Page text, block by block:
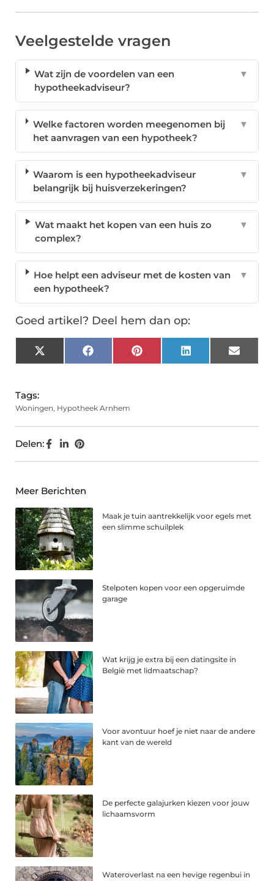
Veelgestelde vragen
Wat zijn de voordelen van een
hypotheekadviseur?
▼
Welke factoren worden meegenomen bij
het aanvragen van een hypotheek?
▼
Waarom is een hypotheekadviseur
belangrijk bij huisverzekeringen?
▼
Wat maakt het kopen van een huis zo
complex?
▼
Hoe helpt een adviseur met de kosten van
een hypotheek?
▼
Goed artikel? Deel hem dan op:
X
(Twitter)
FacebookPinterest LinkedIn Email
Tags:
Woningen, Hypotheek Arnhem
Delen:
Meer Berichten
Maak je tuin aantrekkelijk voor egels met
een slimme schuilplek
Stelpoten kopen voor een opgeruimde
garage
Wat krijg je extra bij een datingsite in
België met lidmaatschap?
Voor avontuur hoef je niet naar de andere
kant van de wereld
De perfecte galajurken kiezen voor jouw
lichaamsvorm
Wateroverlast na een hevige regenbui in